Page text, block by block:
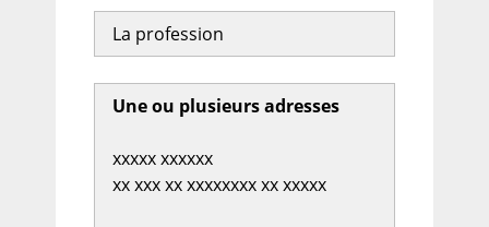
La profession
Une ou plusieurs adresses
xxxxx xxxxxx
xx xxx xx xxxxxxxx xx xxxxx